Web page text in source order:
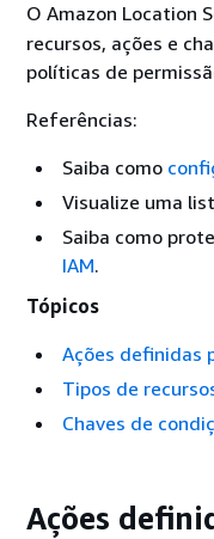
O Amazon Location
recursos, ações e
políticas de
Referências:
Saiba como
Visualize uma
Saiba como
IAM.
Tópicos
Ações definidas
Tipos de
Chaves de
Ações